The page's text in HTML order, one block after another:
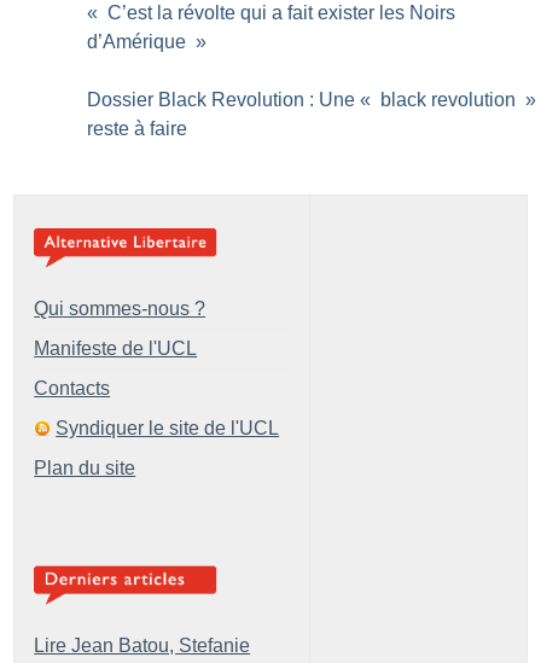
« C’est la révolte qui a fait exister les Noirs
d’Amérique »
Dossier Black Revolution : Une « black revolution »
reste à faire
Qui sommes-nous ?
Manifeste de l'UCL
Contacts
Syndiquer le site de l'UCL
Plan du site
Lire Jean Batou, Stefanie